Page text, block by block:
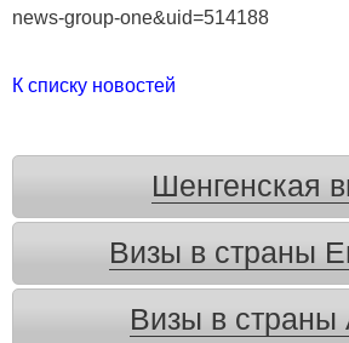
news-group-one&uid=514188
К списку новостей
Шенгенская
Визы в страны
Визы в страны